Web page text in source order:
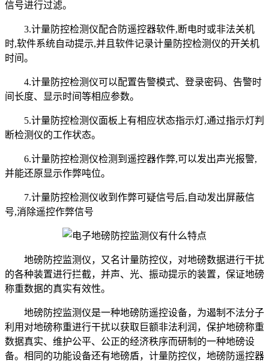
信号进行过滤。
3.计量防控检测仪配合防遥控器软件,断电时或非法关机
时,软件系统自动提示,并且软件记录计量防控检测仪的开关机
时间。
4.计量防控检测仪可以配置告警模式、登录密码、告警时
间长度、显示时间等相应参数。
5.计量防控检测仪面板上有相应状态指示灯,通过指示灯判
断检测仪的工作状态。
6.计量防控检测仪检测到遥控器作弊,可以发出声光报警,
并能还原显示作弊吨位。
7.计量防控检测仪收到作弊可疑信号后,自动发出屏蔽信
号,消除遥控作弊信号
地磅防控监测仪，又名计量防控仪，对地磅数据进行干扰
的各种装置进行拦截，并声、光、振动提示的装置，保证地磅
称重数据的真实有效性。
地磅防控监测仪是一种地磅防遥控设备，为遏制不法分子
利用对地磅称重进行干扰以获取巨额非法利润，保护地磅称重
数据真实、维护公平、公正的经济秩序而研制的一种地磅设
备。相同的功能设备还有地磅盾，计量防控仪，地磅防遥控器